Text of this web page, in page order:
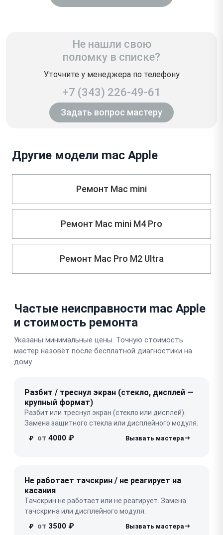
Не нашли свою
поломку в списке?
Уточните у менеджера по телефону
+7 (343) 226-49-61
Задать вопрос мастеру
Другие модели mac Apple
Ремонт Mac mini
Ремонт Mac mini M4 Pro
Ремонт Mac Pro M2 Ultra
Частые неисправности mac Apple
и стоимость ремонта
Указаны минимальные цены. Точную стоимость
мастер назовёт после бесплатной диагностики на
дому.
Разбит / треснул экран (стекло, дисплей —
крупный формат)
Разбит или треснул экран (стекло или дисплей).
Замена защитного стекла или дисплейного модуля.
₽ от 4000 ₽
Не работает тачскрин / не реагирует на
касания
Тачскрин не работает или не реагирует. Замена
тачскрина или дисплейного модуля.
₽ от 3500 ₽